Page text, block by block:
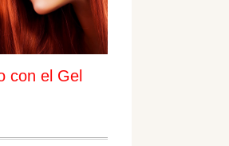
con el Gel